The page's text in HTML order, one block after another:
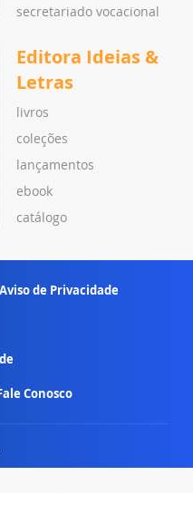
secretariado vocacional
Editora Ideias &
Letras
livros
coleções
lançamentos
ebook
catálogo
Aviso de Privacidade
Conosco